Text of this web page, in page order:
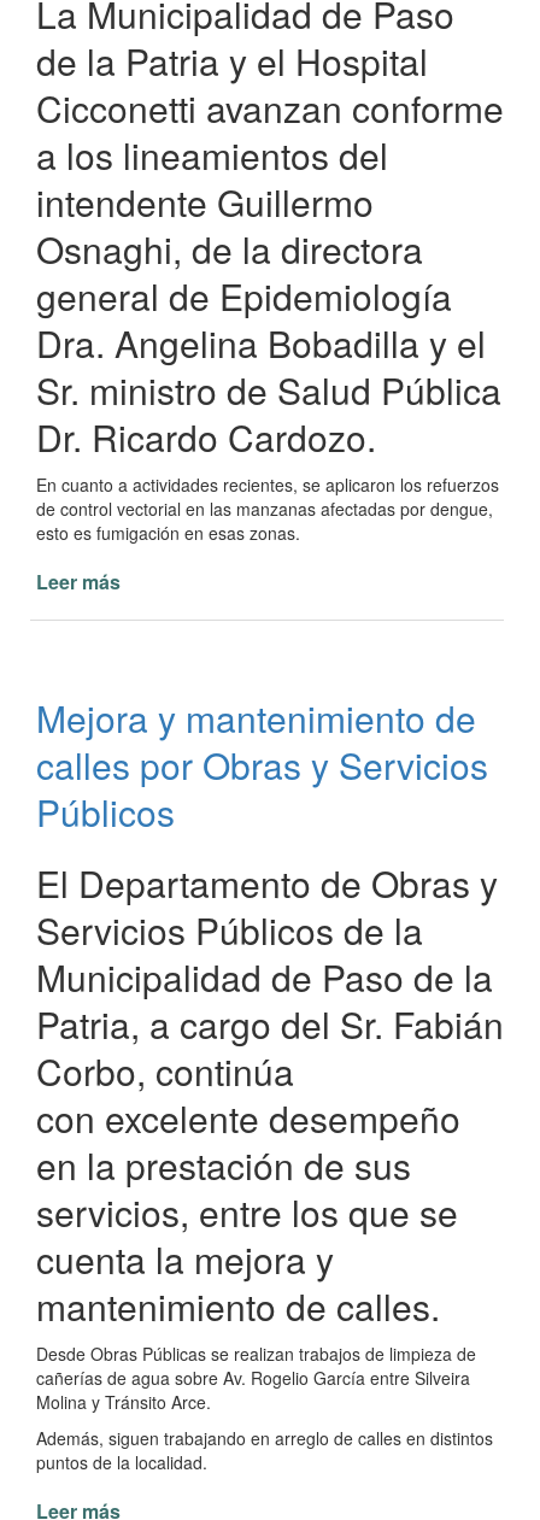
Reciclaje
La Municipalidad de Paso
de la Patria y el Hospital
Cicconetti avanzan conforme
a los lineamientos del
intendente Guillermo
Osnaghi, de la directora
general de Epidemiología
Dra. Angelina Bobadilla y el
Sr. ministro de Salud Pública
Dr. Ricardo Cardozo.
En cuanto a actividades recientes, se aplicaron los refuerzos
de control vectorial en las manzanas afectadas por dengue,
esto es fumigación en esas zonas.
Leer más
vectorial
contra
dengue
Mejora y mantenimiento de
calles por Obras y Servicios
Públicos
El Departamento de Obras y
Servicios Públicos de la
Municipalidad de Paso de la
Patria, a cargo del Sr. Fabián
Corbo, continúa
con excelente desempeño
en la prestación de sus
servicios, entre los que se
cuenta la mejora y
mantenimiento de calles.
Desde Obras Públicas se realizan trabajos de limpieza de
cañerías de agua sobre Av. Rogelio García entre Silveira
Molina y Tránsito Arce.
Además, siguen trabajando en arreglo de calles en distintos
puntos de la localidad.
Leer más